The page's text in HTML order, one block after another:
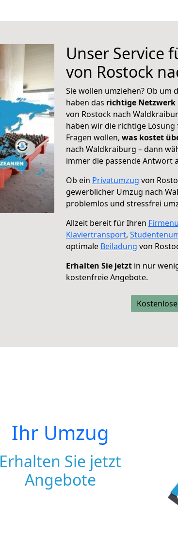
Unser Service
von Rostock
Sie wollen umziehen? Ob um
haben das richtige Netzwerk
von Rostock nach
haben wir die richtige
Fragen wollen, was kostet
nach Waldkraiburg – dann
immer die passende Antwort
Ob ein Privatumzug von
gewerblicher Umzug nach
problemlos und stressfrei
Allzeit bereit für Ihren
Klaviertransport,
optimale Beiladung von
Erhalten Sie jetzt in nur
kostenfreie Angebote.
Ihr Umzug
Erhalten Sie jetzt
Angebote